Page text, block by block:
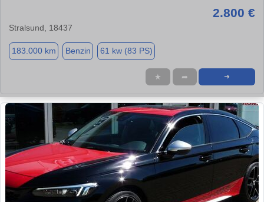
2.800 €
Stralsund, 18437
183.000 km Benzin 61 kw (83 PS)
★ ➦ ➜